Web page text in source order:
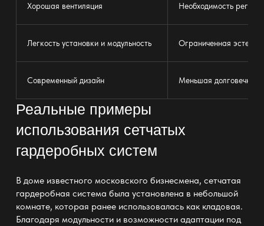
Хорошая вентиляция Необходимость
Легкость установки и модульность Ограниченная
Современный дизайн Меньшая
Реальные примеры
использования сетчатых
гардеробных систем
В доме известного московского бизнесмена, сетчатая
гардеробная система была установлена в небольшой
комнате, которая ранее использовалась как кладовая.
Благодаря модульности и возможности адаптации под